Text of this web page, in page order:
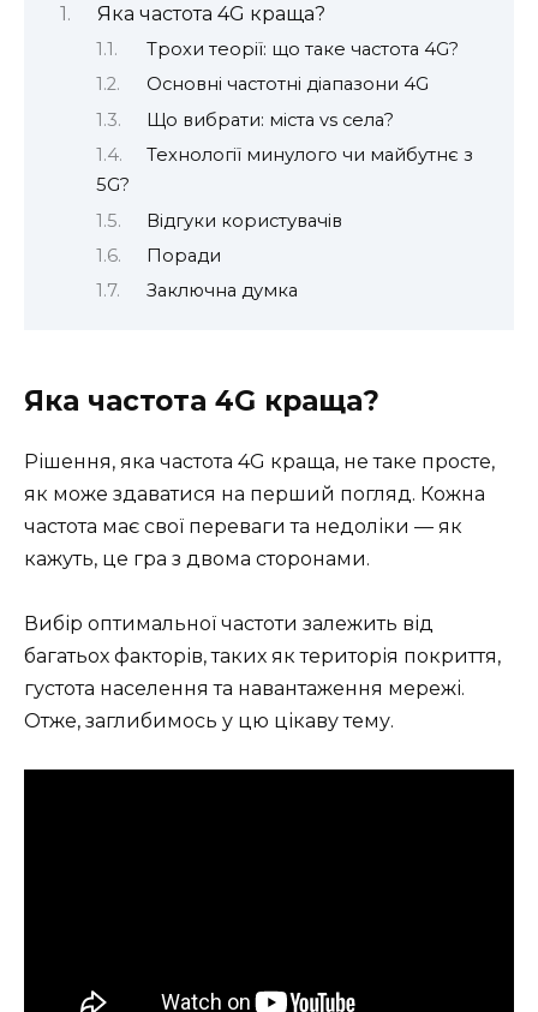
Яка частота 4G краща?
Трохи теорії: що таке частота 4G?
Основні частотні діапазони 4G
Що вибрати: міста vs села?
Технології минулого чи майбутнє з
5G?
Відгуки користувачів
Поради
Заключна думка
Яка частота 4G краща?
Рішення, яка частота 4G краща, не таке просте,
як може здаватися на перший погляд. Кожна
частота має свої переваги та недоліки — як
кажуть, це гра з двома сторонами.
Вибір оптимальної частоти залежить від
багатьох факторів, таких як територія покриття,
густота населення та навантаження мережі.
Отже, заглибимось у цю цікаву тему.